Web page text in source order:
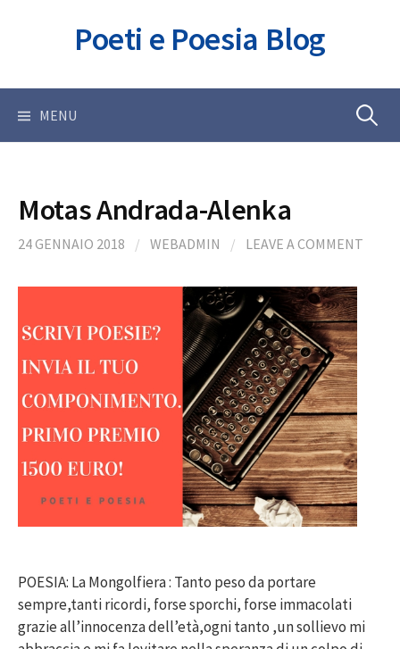
Poeti e Poesia Blog
MENU Ricerca
Motas Andrada-Alenka
24 GENNAIO 2018 / WEBADMIN / LEAVE A COMMENT
POESIA: La Mongolfiera : Tanto peso da portare
sempre,tanti ricordi, forse sporchi, forse immacolati
grazie all’innocenza dell’età,ogni tanto ,un sollievo mi